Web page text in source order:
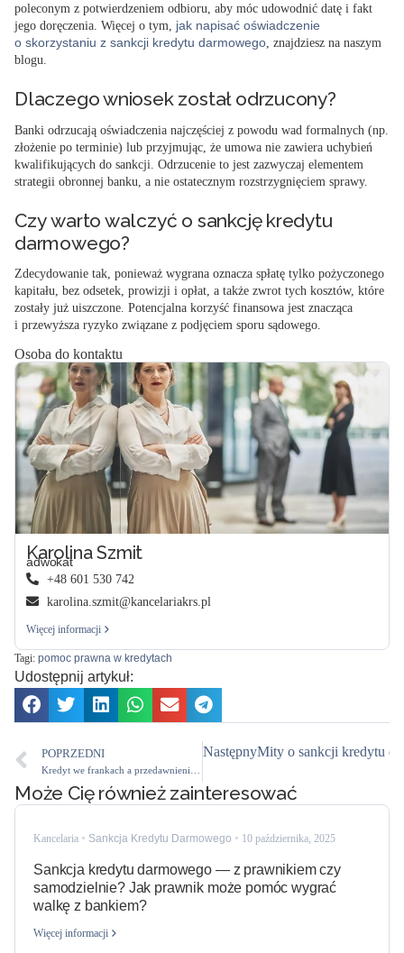
poleconym z potwierdzeniem odbioru, aby móc udowodnić datę i fakt
jego doręczenia. Więcej o tym, jak napisać oświadczenie
o skorzystaniu z sankcji kredytu darmowego, znajdziesz na naszym
blogu.
Dlaczego wniosek został odrzucony?
Banki odrzucają oświadczenia najczęściej z powodu wad formalnych (np.
złożenie po terminie) lub przyjmując, że umowa nie zawiera uchybień
kwalifikujących do sankcji. Odrzucenie to jest zazwyczaj elementem
strategii obronnej banku, a nie ostatecznym rozstrzygnięciem sprawy.
Czy warto walczyć o sankcję kredytu
darmowego?
Zdecydowanie tak, ponieważ wygrana oznacza spłatę tylko pożyczonego
kapitału, bez odsetek, prowizji i opłat, a także zwrot tych kosztów, które
zostały już uiszczone. Potencjalna korzyść finansowa jest znacząca
i przewyższa ryzyko związane z podjęciem sporu sądowego.
Osoba do kontaktu
Karolina Szmit
adwokat
+48 601 530 742
karolina.szmit@kancelariakrs.pl
Więcej informacji
Tagi: pomoc prawna w kredytach
Udostępnij artykuł:
POPRZEDNI NastępnyMity o sankcji kredytu
Może Cię również zainteresować
Kancelaria Sankcja Kredytu Darmowego 10 października, 2025
Sankcja kredytu darmowego — z prawnikiem czy
samodzielnie? Jak prawnik może pomóc wygrać
walkę z bankiem?
Więcej informacji